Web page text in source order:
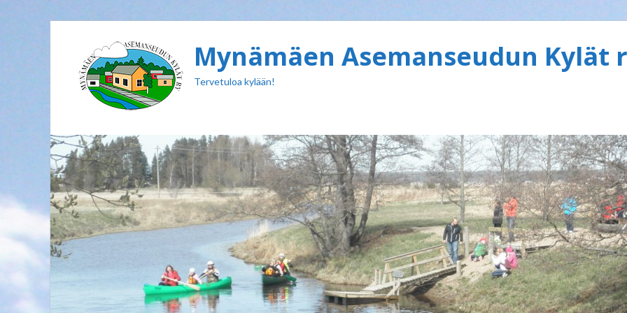
Mynämäen Asemanseudun Kylät
Tervetuloa kylään!